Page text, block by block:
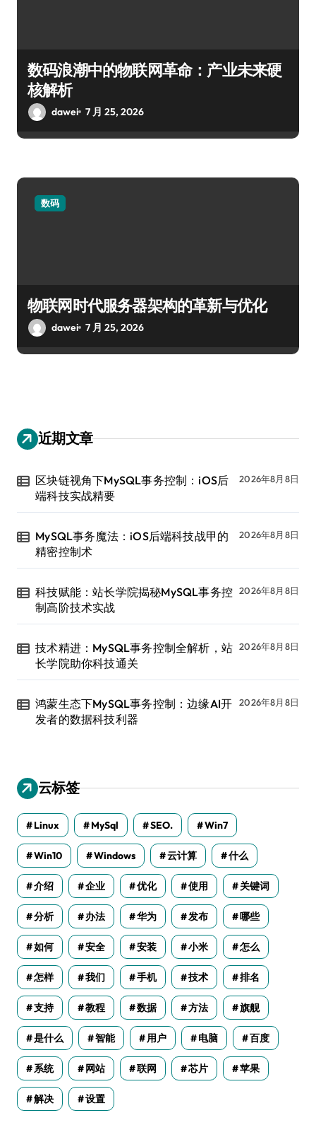
数码浪潮中的物联网革命：产业未来硬
核解析
dawei 7 月 25, 2026
数码
物联网时代服务器架构的革新与优化
dawei 7 月 25, 2026
近期文章
区块链视角下MySQL事务控制：iOS后
端科技实战精要
2026年8月8日
MySQL事务魔法：iOS后端科技战甲的
精密控制术
2026年8月8日
科技赋能：站长学院揭秘MySQL事务控
制高阶技术实战
2026年8月8日
技术精进：MySQL事务控制全解析，站
长学院助你科技通关
2026年8月8日
鸿蒙生态下MySQL事务控制：边缘AI开
发者的数据科技利器
2026年8月8日
云标签
Linux MySql SEO. Win7
Win10 Windows 云计算 什么
介绍 企业 优化 使用 关键词
分析 办法 华为 发布 哪些
如何 安全 安装 小米 怎么
怎样 我们 手机 技术 排名
支持 教程 数据 方法 旗舰
是什么 智能 用户 电脑 百度
系统 网站 联网 芯片 苹果
解决 设置